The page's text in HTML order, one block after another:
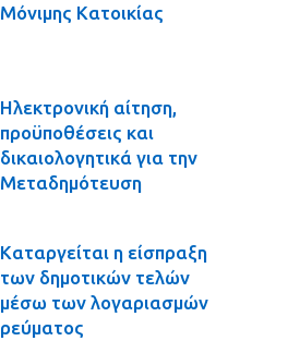
Μόνιμης Κατοικίας
Ηλεκτρονική αίτηση,
προϋποθέσεις και
δικαιολογητικά για την
Μεταδημότευση
Καταργείται η είσπραξη
των δημοτικών τελών
μέσω των λογαριασμών
ρεύματος